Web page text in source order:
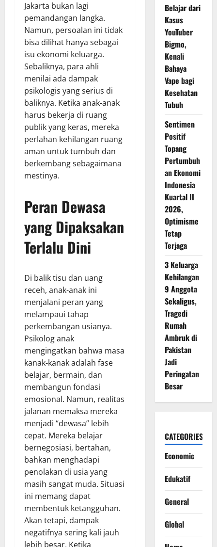
Jakarta bukan lagi
pemandangan langka.
Namun, persoalan ini tidak
bisa dilihat hanya sebagai
isu ekonomi keluarga.
Sebaliknya, para ahli
menilai ada dampak
psikologis yang serius di
baliknya. Ketika anak-anak
harus bekerja di ruang
publik yang keras, mereka
perlahan kehilangan ruang
aman untuk tumbuh dan
berkembang sebagaimana
mestinya.
Peran Dewasa
yang Dipaksakan
Terlalu Dini
Di balik tisu dan uang
receh, anak-anak ini
menjalani peran yang
melampaui tahap
perkembangan usianya.
Psikolog anak
mengingatkan bahwa masa
kanak-kanak adalah fase
belajar, bermain, dan
membangun fondasi
emosional. Namun, realitas
jalanan memaksa mereka
menjadi “dewasa” lebih
cepat. Mereka belajar
bernegosiasi, bertahan,
bahkan menghadapi
penolakan di usia yang
masih sangat muda. Situasi
ini memang dapat
membentuk ketangguhan.
Akan tetapi, dampak
negatifnya sering kali jauh
lebih besar. Ketika
Belajar dari
Kasus
YouTuber
Bigmo,
Kenali
Bahaya
Vape bagi
Kesehatan
Tubuh
Sentimen
Positif
Topang
Pertumbuh
an Ekonomi
Indonesia
Kuartal II
2026,
Optimisme
Tetap
Terjaga
3 Keluarga
Kehilangan
9 Anggota
Sekaligus,
Tragedi
Rumah
Ambruk di
Pakistan
Jadi
Peringatan
Besar
CATEGORIES
Economic
Edukatif
General
Global